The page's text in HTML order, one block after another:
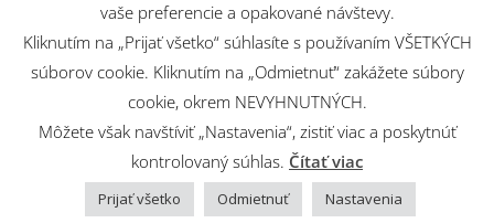
Webové riešenie
Martin Šajdák
Copyright © 2026Evanjelický a. v. cirkevný zbor v Martine
Powered byColorMag andWordPress
vaše preferencie a opakované návštevy.
Kliknutím na „Prijať všetko“ súhlasíte s používaním VŠETKÝCH
súborov cookie. Kliknutím na „Odmietnuť“ zakážete súbory
cookie, okrem NEVYHNUTNÝCH.
Môžete však navštíviť „Nastavenia“, zistiť viac a poskytnúť
kontrolovaný súhlas. Čítať viac
Prijať všetko Odmietnuť Nastavenia